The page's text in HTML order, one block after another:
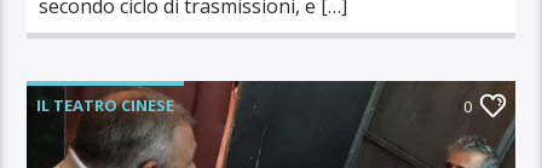
secondo ciclo di trasmissioni, e […]
IL TEATRO CINESE 0